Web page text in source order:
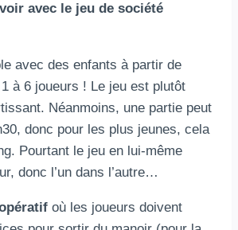
avec le jeu de société
avec des enfants à partir de
à 6 joueurs ! Le jeu est plutôt
Néanmoins, une partie peut
donc pour les plus jeunes, cela
Pourtant le jeu en lui-même
donc l’un dans l’autre…
où les joueurs doivent